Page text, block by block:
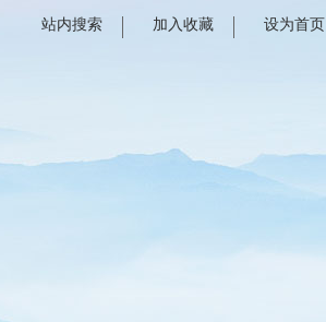
站内搜索 加入收藏 设为首页